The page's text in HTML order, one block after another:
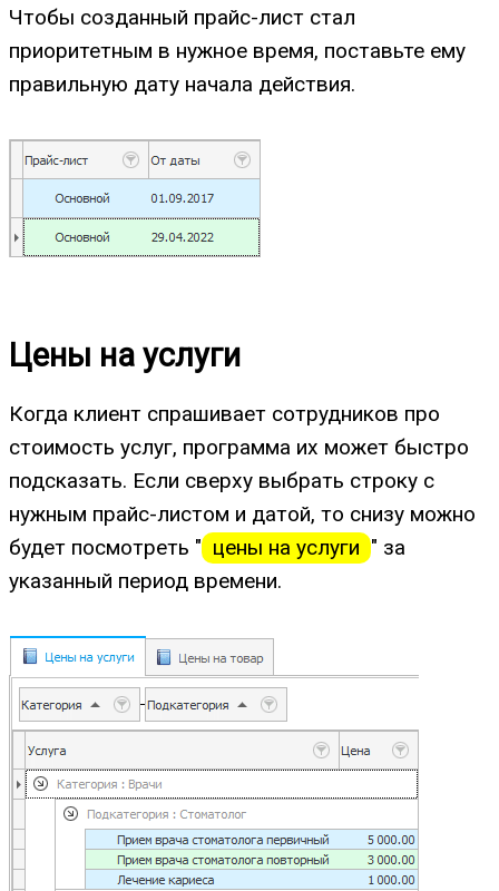
Чтобы созданный прайс-лист стал
приоритетным в нужное время, поставьте ему
правильную дату начала действия.
Цены на услуги
Когда клиент спрашивает сотрудников про
стоимость услуг, программа их может быстро
подсказать. Если сверху выбрать строку с
нужным прайс-листом и датой, то снизу можно
будет посмотреть " цены на услуги " за
указанный период времени.